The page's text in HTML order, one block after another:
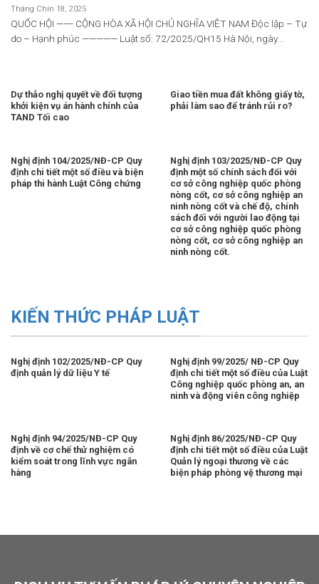
Tháng Chín 18, 2025
QUỐC HỘI ——- CỘNG HÒA XÃ HỘI CHỦ NGHĨA VIỆT NAM Độc lập – Tự
do – Hạnh phúc ————— Luật số: 72/2025/QH15 Hà Nội, ngày...
Dự thảo nghị quyết về đối tượng
khởi kiện vụ án hành chính của
TAND Tối cao
Giao tiền mua đất không giấy tờ,
phải làm sao để tránh rủi ro?
Nghị định 104/2025/NĐ-CP Quy
định chi tiết một số điều và biện
pháp thi hành Luật Công chứng
Nghị định 103/2025/NĐ-CP Quy
định một số chính sách đối với
cơ sở công nghiệp quốc phòng
nòng cốt, cơ sở công nghiệp an
ninh nòng cốt và chế độ, chính
sách đối với người lao động tại
cơ sở công nghiệp quốc phòng
nòng cốt, cơ sở công nghiệp an
ninh nòng cốt.
KIẾN THỨC PHÁP LUẬT
Nghị định 102/2025/NĐ-CP Quy
định quản lý dữ liệu Y tế
Nghị định 99/2025/ NĐ-CP Quy
định chi tiết một số điều của Luật
Công nghiệp quốc phòng an, an
ninh và động viên công nghiệp
Nghị định 94/2025/NĐ-CP Quy
định về cơ chế thử nghiệm có
kiểm soát trong lĩnh vực ngân
hàng
Nghị định 86/2025/NĐ-CP Quy
định chi tiết một số điều của Luật
Quản lý ngoại thương về các
biện pháp phòng vệ thương mại